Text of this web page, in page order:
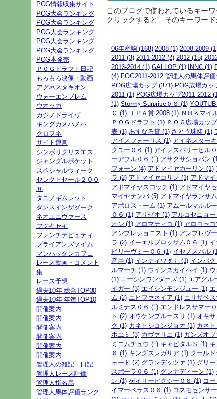
このブログで使われているキー
クリックすると、そのキーワー
06年産駒 (168) 2008 (1) 2008-2009
2011 (3) 2011-2012 (2) 2012 (15)
2013-2014 (1) GALLOP (1) INNC (1)
(4) POG2011-2012 管理人の馬体評
POG広場カップ (371) POG広場カッ
2011 (1) POG広場カップ2011-2012
(1) Stormy Surprise０６ (1)
Ｃ (1) ＪＲＡ賞 2008 (1) ＮＨＫマイ
ＰＯＧドラフト (1) ＰＯＧ広場カッ
表 (1) あすなろ賞 (1) さとう珠緒 (1)
アイスフォーリス (1) アイネスター
クユー０６ (1) アイレスバリーヒル
ーアフル０６ (1) アサクサショパン
フォーン (4) アドマイヤカーリン (1)
ラ (2) アドマイヤコリン (1) アドマ
アドマイヤスコッチ (1) アドマイヤ
マイヤテンバ (5) アドマイヤランサ
アポロストーム (1) アムールマルル
０６ (1) アリゼオ (1) アルコセニョー
オン (1) アロマティコ (1) アロヨセ
アンプレショニスト (1) アンプレヴ
ラ (2) イーエルブロッサム０６ (1) イ
ビリーヴミー０６ (1) イセノスバル
音声 (1) インティワタナ (1) インパク
ルマーチ (1) ウインスカイハイ (1)
(1) エーシンワンダーズ (1) エアグル
イガー (3) エイシンモンジュー (1)
ム (2) エピファネイア (1) エリザベ
ルミナス０６ (1) エンドレスサマー
ト (2) オウケンブルースリ (1) オキ
ク (1) カネトシコンジョオ (1) カネ
ホエミ (3) カヴァリエ (1) ガンズオ
ミニムチュウ (1) キャピタルＳ (1)
６ (1) キングスレガリア (1) クール
ォード (2) グランデッツァ (1) グリ
スポーラ０６ (1) グレナディーン (1)
ン (1) ゲイリーピクシー０６ (1) コ
イマーベラス０６ (1) コスモセンサ
POG情報収集サイト
POG大会ランキング
POG大会ランキング
POG大会ランキング
POG大会ランキング
POG大会ランキング
POG本発売
ＰＯＧドラフト日記
もろもろ映像・動画
アグネスタキオン
ウォーエンブレム
ウオッカ
カジノドライヴ
キングカメハメハ
クロフネ
サイト運営
シンボリクリスエス
ジャングルポケット
スペシャルウィーク
セレクトセール２００
８
タニノギムレット
ダンスインザダーク
ネオユニヴァース
フジキセキ
フレンチデピュティ
ブライアンズタイム
マンハッタンカフェ
レース動画・コメント
集
レース予想
過去10年-総合TOP30
過去10年-年毎TOP10
開催案内
開催案内
開催案内
開催案内
開催案内
開催案内
管理人の雑記・日記
管理人レース評価
管理人指名馬
管理人馬体評価ランク